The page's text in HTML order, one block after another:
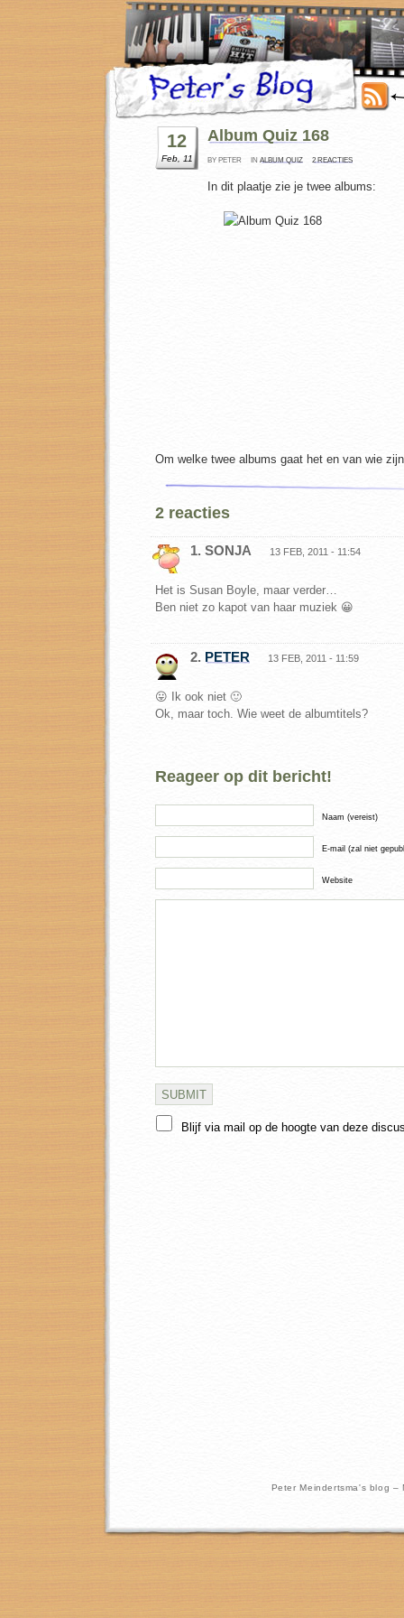
12
Feb, 11
Album Quiz 168
BY PETER IN ALBUM QUIZ 2 REACTIES
In dit plaatje zie je twee albums:
Om welke twee albums gaat het en van wie
2 reacties
1. SONJA 13 FEB, 2011 - 11:54
Het is Susan Boyle, maar verder…
Ben niet zo kapot van haar muziek 😀
2. PETER 13 FEB, 2011 - 11:59
😛 Ik ook niet 🙂
Ok, maar toch. Wie weet de albumtitels?
Reageer op dit bericht!
Naam (vereist)
E-mail (zal niet
Website
Blijf via mail op de hoogte van deze
Peter Meindertsma's blog